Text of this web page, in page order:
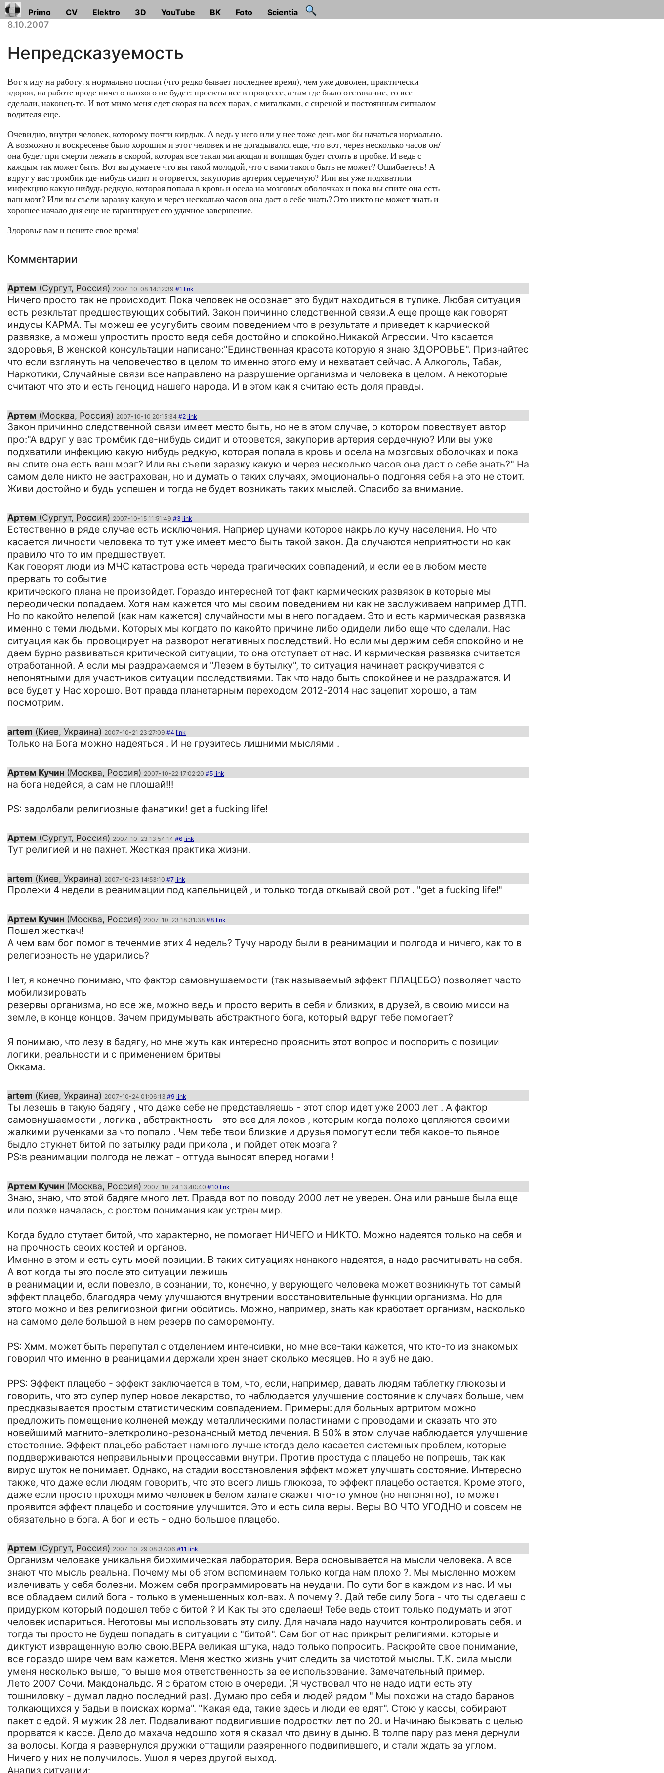
Primo CV Elektro 3D YouTube ВК Foto Scientia
8.10.2007
Непредсказуемость
Вот я иду на работу, я нормально поспал (что редко бывает последнее время), чем уже доволен, практически
здоров, на работе вроде ничего плохого не будет: проекты все в процессе, а там где было отставание, то все
сделали, наконец-то. И вот мимо меня едет скорая на всех парах, с мигалками, с сиреной и постоянным сигналом
водителя еще.
Очевидно, внутри человек, которому почти кирдык. А ведь у него или у нее тоже день мог бы начаться нормально.
А возможно и воскресенье было хорошим и этот человек и не догадывался еще, что вот, через несколько часов он/
она будет при смерти лежать в скорой, которая все такая мигающая и вопящая будет стоять в пробке. И ведь с
каждым так может быть. Вот вы думаете что вы такой молодой, что с вами такого быть не может? Ошибаетесь! А
вдруг у вас тромбик где-нибудь сидит и оторвется, закупорив артерия сердечную? Или вы уже подхватили
инфекцию какую нибудь редкую, которая попала в кровь и осела на мозговых оболочках и пока вы спите она есть
ваш мозг? Или вы съели заразку какую и через несколько часов она даст о себе знать? Это никто не может знать и
хорошее начало дня еще не гарантирует его удачное завершение.
Здоровья вам и цените свое время!
Комментарии
Артем (Сургут, Россия) 2007-10-08 14:12:39 #1 link
Ничего просто так не происходит. Пока человек не осознает это будит находиться в тупике. Любая ситуация
есть резкльтат предшествующих событий. Закон причинно следственной связи.А еще проще как говорят
индусы КАРМА. Ты можеш ее усугубить своим поведением что в результате и приведет к карчиеской
развязке, а можеш упростить просто ведя себя достойно и спокойно.Никакой Агрессии. Что касается
здоровья, В женской консультации написано:"Единственная красота которую я знаю ЗДОРОВЬЕ". Признайтес
что если взглянуть на человечество в целом то именно этого ему и нехватает сейчас. А Алкоголь, Табак,
Наркотики, Случайные связи все направлено на разрушение организма и человека в целом. А некоторые
считают что это и есть геноцид нашего народа. И в этом как я считаю есть доля правды.
Артем (Москва, Россия) 2007-10-10 20:15:34 #2 link
Закон причинно следственной связи имеет место быть, но не в этом случае, о котором повествует автор
про:"А вдруг у вас тромбик где-нибудь сидит и оторвется, закупорив артерия сердечную? Или вы уже
подхватили инфекцию какую нибудь редкую, которая попала в кровь и осела на мозговых оболочках и пока
вы спите она есть ваш мозг? Или вы съели заразку какую и через несколько часов она даст о себе знать?" На
самом деле никто не застрахован, но и думать о таких случаях, эмоционально подгоняя себя на это не стоит.
Живи достойно и будь успешен и тогда не будет возникать таких мыслей. Спасибо за внимание.
Артем (Сургут, Россия) 2007-10-15 11:51:49 #3 link
Естественно в ряде случае есть исключения. Наприер цунами которое накрыло кучу населения. Но что
касается личности человека то тут уже имеет место быть такой закон. Да случаются неприятности но как
правило что то им предшествует.
Как говорят люди из МЧС катастрова есть череда трагических совпадений, и если ее в любом месте
прервать то событие
критического плана не произойдет. Гораздо интересней тот факт кармических развязок в которые мы
переодически попадаем. Хотя нам кажется что мы своим поведением ни как не заслуживаем например ДТП.
Но по какойто нелепой (как нам кажется) случайности мы в него попадаем. Это и есть кармическая развязка
именно с теми людьми. Которых мы когдато по какойто причине либо одидели либо еще что сделали. Нас
ситуация как бы провоцирует на разворот негативных последствий. Но если мы держим себя спокойно и не
даем бурно развиваться критической ситуации, то она отступает от нас. И кармическая развязка считается
отработанной. А если мы раздражаемся и "Лезем в бутылку", то ситуация начинает раскручиватся с
непонятными для участников ситуации последствиями. Так что надо быть спокойнее и не раздражатся. И
все будет у Нас хорошо. Вот правда планетарным переходом 2012-2014 нас зацепит хорошо, а там
посмотрим.
artem (Киев, Украина) 2007-10-21 23:27:09 #4 link
Только на Бога можно надеяться . И не грузитесь лишними мыслями .
Артем Кучин (Москва, Россия) 2007-10-22 17:02:20 #5 link
на бога недейся, а сам не плошай!!!
PS: задолбали религиозные фанатики! get a fucking life!
Артем (Сургут, Россия) 2007-10-23 13:54:14 #6 link
Тут религией и не пахнет. Жесткая практика жизни.
artem (Киев, Украина) 2007-10-23 14:53:10 #7 link
Пролежи 4 недели в реанимации под капельницей , и только тогда откывай свой рот . "get a fucking life!"
Артем Кучин (Москва, Россия) 2007-10-23 18:31:38 #8 link
Пошел жесткач!
А чем вам бог помог в теченмие этих 4 недель? Тучу народу были в реанимации и полгода и ничего, как то в
релегиозность не ударились?
Нет, я конечно понимаю, что фактор самовнушаемости (так называемый эффект ПЛАЦЕБО) позволяет часто
мобилизировать
резервы организма, но все же, можно ведь и просто верить в себя и близких, в друзей, в своию мисси на
земле, в конце концов. Зачем придумывать абстрактного бога, который вдруг тебе помогает?
Я понимаю, что лезу в бадягу, но мне жуть как интересно прояснить этот вопрос и поспорить с позиции
логики, реальности и с применением бритвы
Оккама.
artem (Киев, Украина) 2007-10-24 01:06:13 #9 link
Ты лезешь в такую бадягу , что даже себе не представляешь - этот спор идет уже 2000 лет . А фактор
самовнушаемости , логика , абстрактность - это все для лохов , которым когда полохо цепляются своими
жалкими рученками за что попало . Чем тебе твои близкие и друзья помогут если тебя какое-то пьяное
быдло стукнет битой по затылку ради прикола , и пойдет отек мозга ?
PS:в реанимации полгода не лежат - оттуда выносят вперед ногами !
Артем Кучин (Москва, Россия) 2007-10-24 13:40:40 #10 link
Знаю, знаю, что этой бадяге много лет. Правда вот по поводу 2000 лет не уверен. Она или раньше была еще
или позже началась, с ростом понимания как устрен мир.
Когда будло стутает битой, что характерно, не помогает НИЧЕГО и НИКТО. Можно надеятся только на себя и
на прочность своих костей и органов.
Именно в этом и есть суть моей позиции. В таких ситуациях ненакого надеятся, а надо расчитывать на себя.
А вот когда ты это после это ситуации лежишь
в реанимации и, если повезло, в сознании, то, конечно, у верующего человека может возникнуть тот самый
эффект плацебо, благодяра чему улучшаются внутрении восстановительные функции организма. Но для
этого можно и без религиозной фигни обойтись. Можно, например, знать как кработает организм, насколько
на самомо деле большой в нем резерв по саморемонту.
PS: Хмм. может быть перепутал с отделением интенсивки, но мне все-таки кажется, что кто-то из знакомых
говорил что именно в реаницамии держали хрен знает сколько месяцев. Но я зуб не даю.
PPS: Эффект плацебо - эффект заключается в том, что, если, например, давать людям таблетку глюкозы и
говорить, что это супер пупер новое лекарство, то наблюдается улучшение состояние к случаях больше, чем
пресдказывается простым статистическим совпадением. Примеры: для больных артритом можно
предложить помещение колненей между металлическими поластинами с проводами и сказать что это
новейшимй магнито-элеткролино-резонансный метод лечения. В 50% в этом случае наблюдается улучшение
стостояние. Эффект плацебо работает намного лучше ктогда дело касается системных проблем, которые
поддверживаются неправильными процессавми внутри. Против простуда с плацебо не попрешь, так как
вирус шуток не понимает. Однако, на стадии восстановления эффект может улучшать состояние. Интересно
также, что даже если людям говорить, что это всего лишь глюкоза, то эффект плацебо остается. Кроме этого,
даже если просто проходя мимо человек в белом халате скажет что-то умное (но непонятно), то может
проявится эффект плацебо и состояние улучшится. Это и есть сила веры. Веры ВО ЧТО УГОДНО и совсем не
обязательно в бога. А бог и есть - одно большое плацебо.
Артем (Сургут, Россия) 2007-10-29 08:37:06 #11 link
Организм человаке уникальня биохимическая лаборатория. Вера основывается на мысли человека. А все
знают что мысль реальна. Почему мы об этом вспоминаем только когда нам плохо ?. Мы мысленно можем
излечивать у себя болезни. Можем себя программировать на неудачи. По сути бог в каждом из нас. И мы
все обладаем силий бога - только в уменьшенных кол-вах. А почему ?. Дай тебе силу бога - что ты сделаеш с
придурком который подошел тебе с битой ? И Как ты это сделаеш! Тебе ведь стоит только подумать и этот
человек испариться. Неготовы мы использовать эту силу. Для начала надо научится контролировать себя. и
тогда ты просто не будеш попадать в ситуации с "битой". Сам бог от нас прикрыт религиями. которые и
диктуют извращенную волю свою.ВЕРА великая штука, надо только попросить. Раскройте свое понимание,
все гораздо шире чем вам кажется. Меня жестко жизнь учит следить за чистотой мыслы. Т.К. сила мысли
уменя несколько выше, то выше моя ответственность за ее использование. Замечательный пример.
Лето 2007 Сочи. Макдональдс. Я с братом стою в очереди. (Я чуствовал что не надо идти есть эту
тошниловку - думал ладно последний раз). Думаю про себя и людей рядом " Мы похожи на стадо баранов
толкающихся у бадьи в поисках корма". "Какая еда, такие здесь и люди ее едят". Стою у кассы, собирают
пакет с едой. Я мужик 28 лет. Подваливают подвипившие подростки лет по 20. и Начинаю быковать с целью
прорватся к кассе. Дело до махача недошло хотя я сказал что двину в дыню. В толпе пару раз меня дернули
за волосы. Когда я развернулся дружки оттащили разяренного подвипившего, и стали ждать за углом.
Ничего у них не получилось. Ушол я через другой выход.
Анализ ситуации: